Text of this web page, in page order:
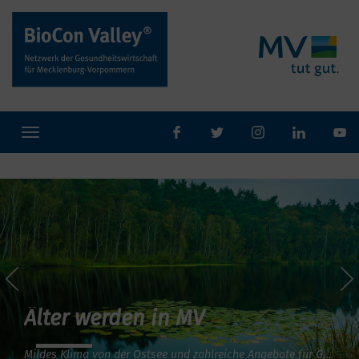
Toggle
navigation
facebooktwitterInstaram
Älter werden in MV
Mildes Klima von der Ostsee und zahlreiche Angebote für Gesundheitsprävention um aktiv das Leben zu genießen